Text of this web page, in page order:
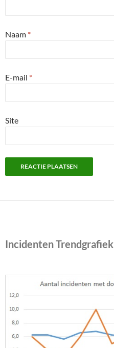
Naam *
E-mail *
Site
Incidenten Trendgrafiek